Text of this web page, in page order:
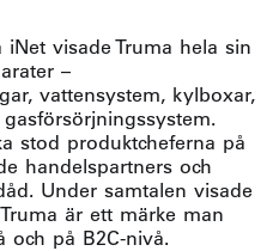
visade Truma hela sin
–
vattensystem, kylboxar,
stod produktcheferna på
handelspartners och
Under samtalen visade
är ett märke man
och på B2C-nivå.